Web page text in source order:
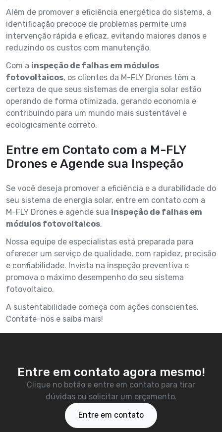
Além de promover a eficiência energética do sistema, a
identificação precoce de problemas permite uma
intervenção rápida e eficaz, evitando maiores danos e
reduzindo os custos com manutenção.
Com a inspeção de falhas em módulos
fotovoltaicos, os clientes da M-FLY Drones têm a
certeza de que seus sistemas de energia solar estão
operando de forma otimizada, gerando economia e
contribuindo para um mundo mais sustentável e
ecologicamente correto.
Entre em Contato com a M-FLY
Drones e Agende sua Inspeção
Se você deseja promover a eficiência e a durabilidade do
seu sistema de energia solar, entre em contato com a
M-FLY Drones e agende sua inspeção de falhas em
módulos fotovoltaicos.
Nossa equipe de especialistas está preparada para
oferecer um serviço de qualidade, com rapidez, precisão
e confiabilidade. Invista na inspeção preventiva e
promova o máximo desempenho do seu sistema
fotovoltaico.
A sustentabilidade começa com ações conscientes.
Contate-nos e saiba mais!
Entre em contato agora mesmo!
Clique no botão e entre em contato para tirar
dúvidas ou solicitar um orçamento.
Entre em contato